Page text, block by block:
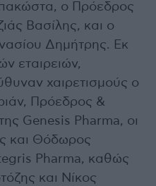
ο Πρόεδρος
Βασίλης, και ο
Δημήτρης. Εκ
εταιρειών,
χαιρετισμούς ο
Πρόεδρος &
Genesis Pharma, οι
και Θόδωρος
Pharma, καθώς
και Νίκος